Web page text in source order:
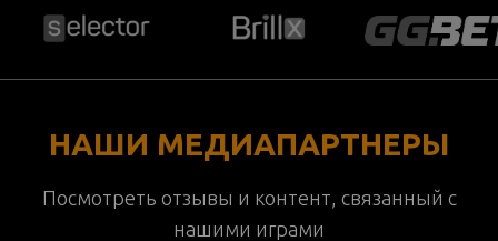
НАШИ МЕДИАПАРТНЕРЫ
Посмотреть отзывы и контент, связанный с
нашими играми